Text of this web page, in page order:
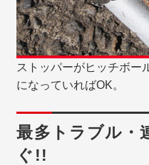
ストッパーがヒッチボー
になっていればOK。
最多トラブル・
ぐ!!